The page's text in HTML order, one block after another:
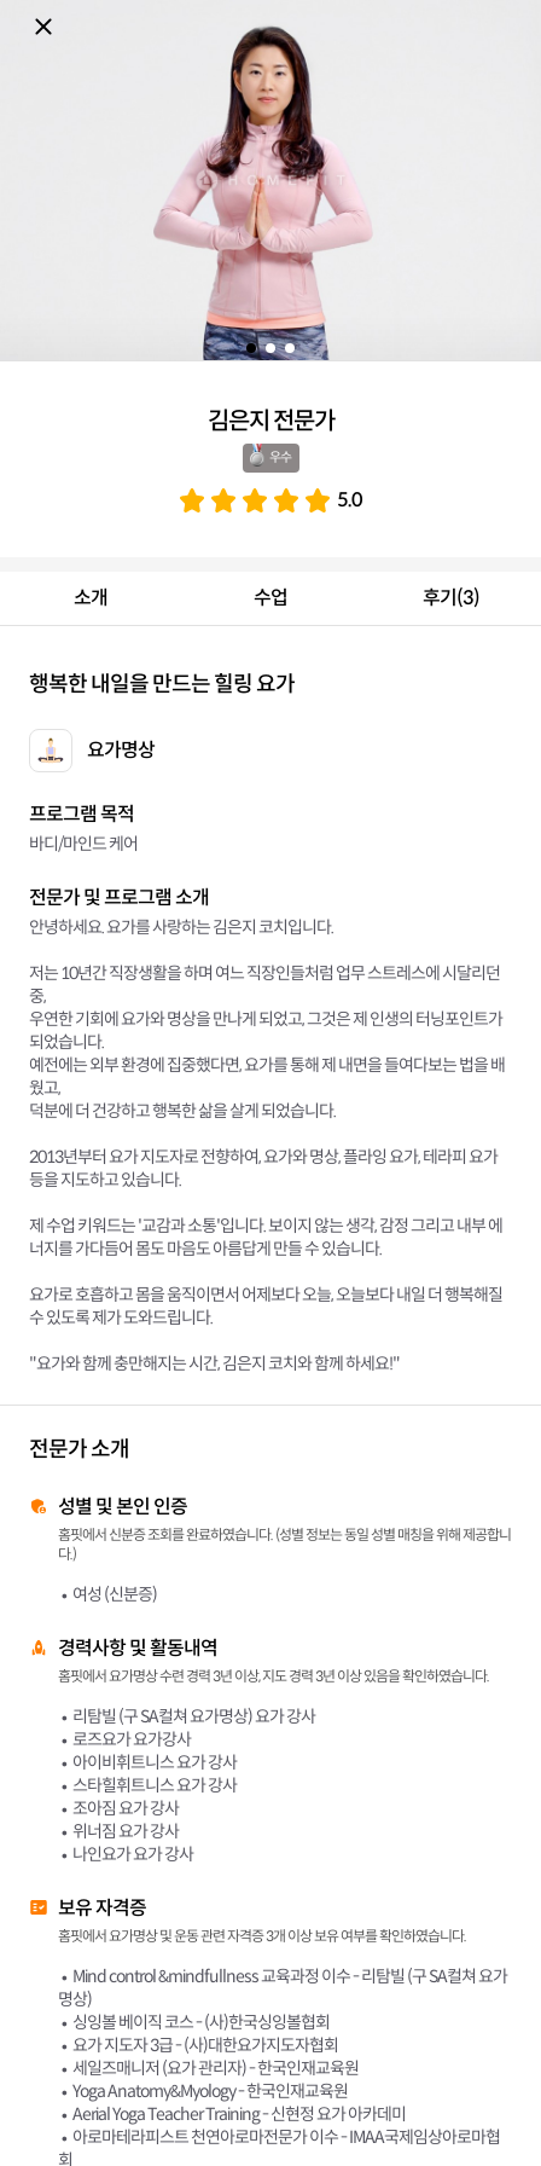
소개 수업 후기(3)
행복한 내일을 만드는 힐링 요가
요가명상
프로그램 목적
바디/마인드 케어
전문가 및 프로그램 소개
안녕하세요. 요가를 사랑하는 김은지 코치입니다.
저는 10년간 직장생활을 하며 여느 직장인들처럼 업무 스트레스에 시달리던
중,
우연한 기회에 요가와 명상을 만나게 되었고, 그것은 제 인생의 터닝포인트가
되었습니다.
예전에는 외부 환경에 집중했다면, 요가를 통해 제 내면을 들여다보는 법을 배
웠고,
덕분에 더 건강하고 행복한 삶을 살게 되었습니다.
2013년부터 요가 지도자로 전향하여, 요가와 명상, 플라잉 요가, 테라피 요가
등을 지도하고 있습니다.
제 수업 키워드는 '교감과 소통'입니다. 보이지 않는 생각, 감정 그리고 내부 에
너지를 가다듬어 몸도 마음도 아름답게 만들 수 있습니다.
요가로 호흡하고 몸을 움직이면서 어제보다 오늘, 오늘보다 내일 더 행복해질
수 있도록 제가 도와드립니다.
"요가와 함께 충만해지는 시간, 김은지 코치와 함께 하세요!"
전문가 소개
성별 및 본인 인증
홈핏에서 신분증 조회를 완료하였습니다. (성별 정보는 동일 성별 매칭을 위해 제공합니
다.)
여성 (신분증)
경력사항 및 활동내역
홈핏에서 요가명상 수련 경력 3년 이상, 지도 경력 3년 이상 있음을 확인하였습니다.
리탐빌 (구 SA컬쳐 요가명상) 요가 강사
로즈요가 요가강사
아이비휘트니스 요가 강사
스타힐휘트니스 요가 강사
조아짐 요가 강사
위너짐 요가 강사
나인요가 요가 강사
보유 자격증
홈핏에서 요가명상 및 운동 관련 자격증 3개 이상 보유 여부를 확인하였습니다.
Mind control &mindfullness 교육과정 이수 - 리탐빌 (구 SA컬쳐 요가
명상)
싱잉볼 베이직 코스 - (사)한국싱잉볼협회
요가 지도자 3급 - (사)대한요가지도자협회
세일즈매니저 (요가 관리자) - 한국인재교육원
Yoga Anatomy&Myology - 한국인재교육원
Aerial Yoga Teacher Training - 신현정 요가 아카데미
아로마테라피스트 천연아로마전문가 이수 - IMAA국제임상아로마협
회
김은지 전문가
우수
5.0